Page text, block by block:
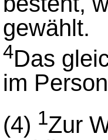
gewählt.
4Das
im
(4) 1Zur